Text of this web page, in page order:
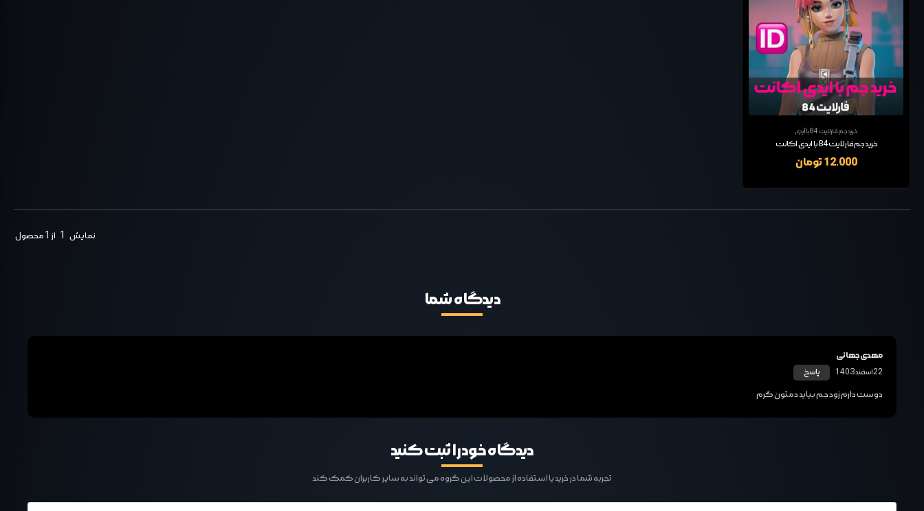
خرید جم فارلایت 84 با آیدی
خرید جم فارلایت 84 با ایدی اکانت
12,000 تومان
نمایش 1 از 1 محصول
دیدگاه‌ شما
مهدی جهانی
22 اسفند 1403 پاسخ
دوست دارم زود جم بیاید دمتون گرم
دیدگاه خود را ثبت کنید
تجربه شما در خرید یا استفاده از محصولات این گروه می تواند به سایر کاربران کمک کند